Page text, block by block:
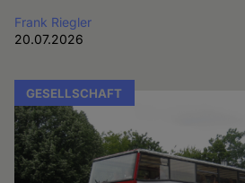
Frank Riegler
20.07.2026
GESELLSCHAFT